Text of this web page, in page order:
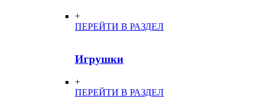
+
ПЕРЕЙТИ В РАЗДЕЛ
Игрушки
+
ПЕРЕЙТИ В РАЗДЕЛ